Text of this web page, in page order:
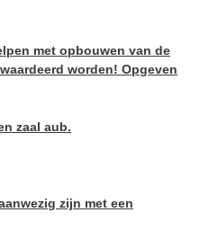
met opbouwen van de
worden! Opgeven
zaal aub.
zijn met een